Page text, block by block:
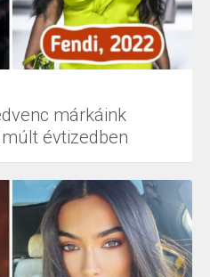
márkáink
évtizedben